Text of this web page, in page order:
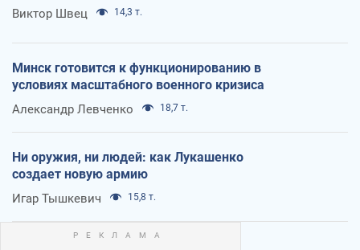
Виктор Швец 14,3 т.
Минск готовится к функционированию в
условиях масштабного военного кризиса
Александр Левченко 18,7 т.
Ни оружия, ни людей: как Лукашенко
создает новую армию
Игар Тышкевич 15,8 т.